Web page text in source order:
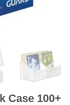
Case 100+